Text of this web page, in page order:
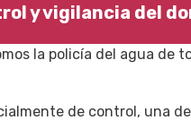
y vigilancia del
la policía del agua de
de control, una